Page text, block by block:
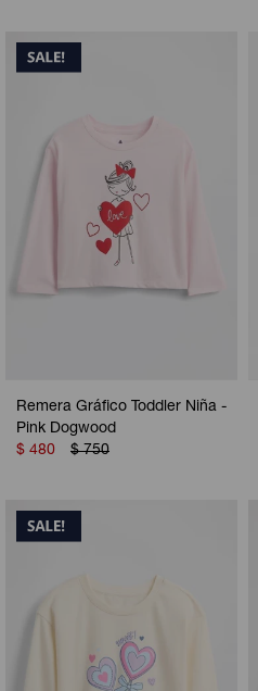
Remera Gráfico Toddler Niña -
Pink Dogwood
$ 480 $ 750